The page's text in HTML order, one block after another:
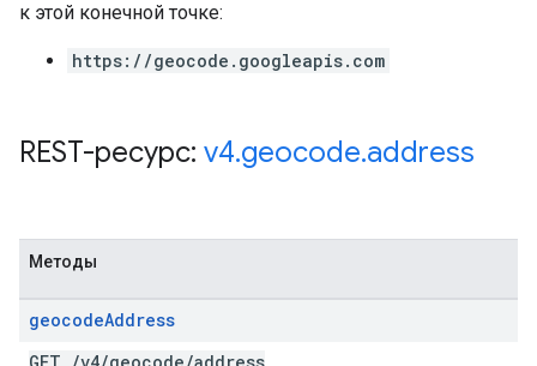
к этой конечной точке:
https://geocode.googleapis.com
REST-ресурс: v4.geocode.address
Методы
geocodeAddress